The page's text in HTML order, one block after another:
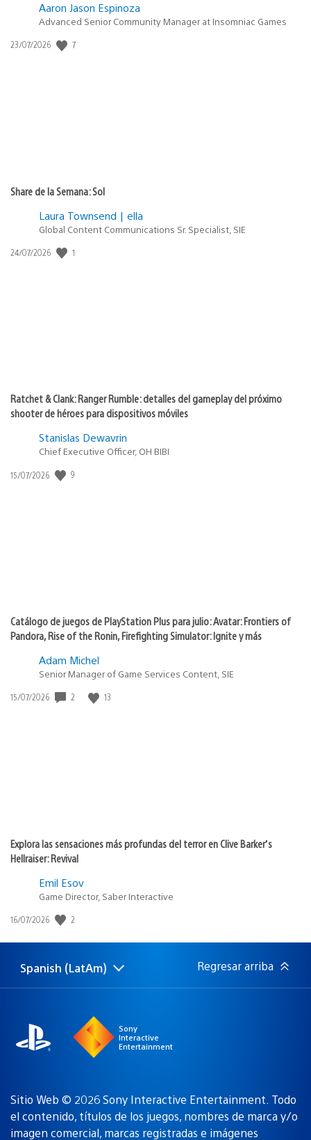
Aaron Jason Espinoza
Advanced Senior Community Manager at Insomniac Games
Fecha
23/07/2026 7
Share de la Semana: Sol
Laura Townsend | ella
Global Content Communications Sr. Specialist, SIE
Fecha
24/07/2026 1
Ratchet & Clank: Ranger Rumble: detalles del gameplay del próximo
shooter de héroes para dispositivos móviles
Stanislas Dewavrin
Chief Executive Officer, OH BIBI
Fecha
15/07/2026 9
Catálogo de juegos de PlayStation Plus para julio: Avatar: Frontiers of
Pandora, Rise of the Ronin, Firefighting Simulator: Ignite y más
Adam Michel
Senior Manager of Game Services Content, SIE
Fecha
15/07/2026 2 13
Explora las sensaciones más profundas del terror en Clive Barker’s
Hellraiser: Revival
Emil Esov
Game Director, Saber Interactive
Fecha
publicación:
16/07/2026 2
Elige
una
Región
actual:
Spanish (LatAm) Regresar arriba
Sony
Interactive
Entertainment
Sitio Web © 2026 Sony Interactive Entertainment. Todo
el contenido, títulos de los juegos, nombres de marca y/o
imagen comercial, marcas registradas e imágenes